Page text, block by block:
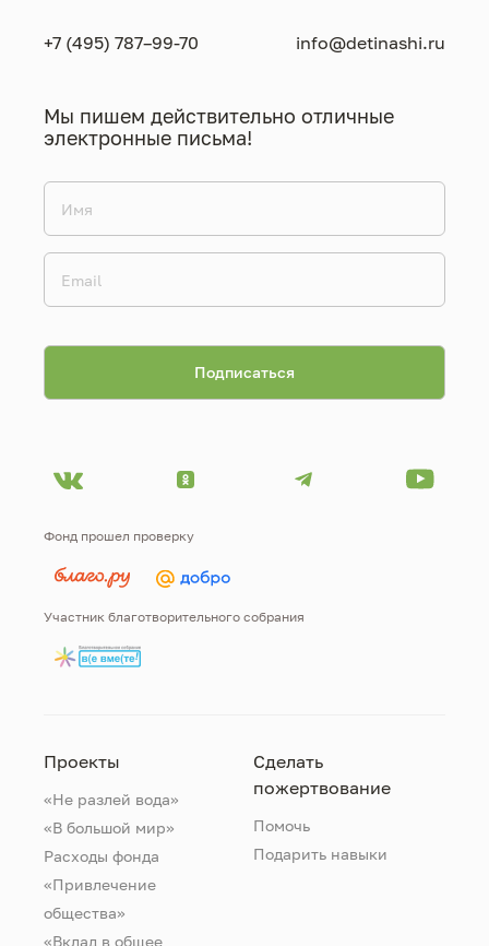
+7 (495) 787–99-70 info@detinashi.ru
Мы пишем действительно отличные
электронные письма!
Фонд прошел проверку
Участник благотворительного собрания
Проекты
«Не разлей вода»
«В большой мир»
Расходы фонда
«Привлечение
общества»
«Вклад в общее
Сделать
пожертвование
Помочь
Подарить навыки